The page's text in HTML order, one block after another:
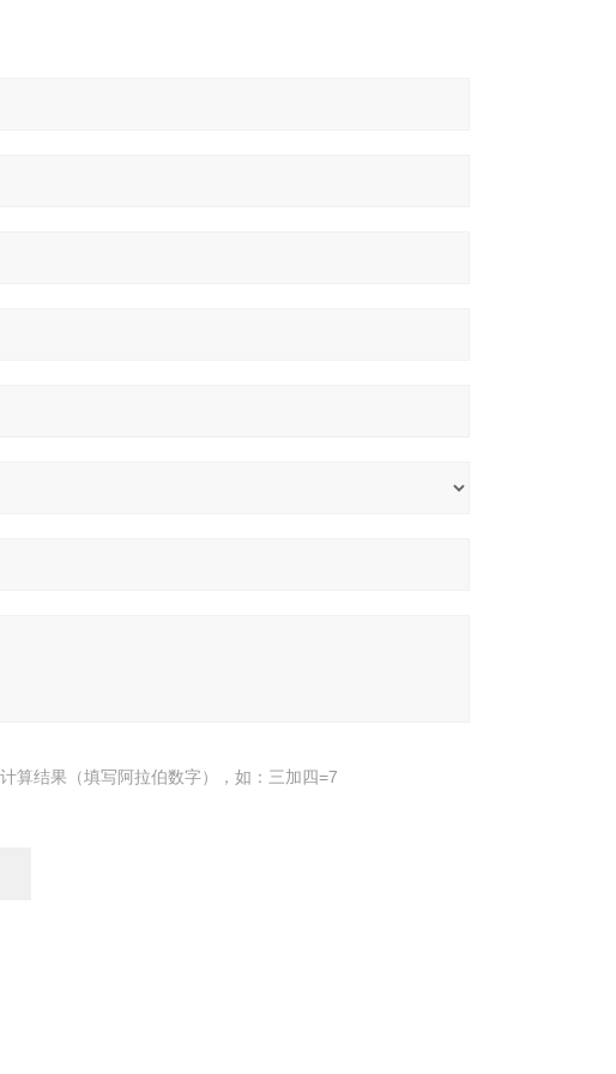
算结果（填写阿拉伯数字），如：三加四=7